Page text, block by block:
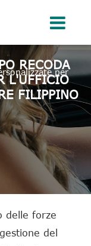
per
RECODA
L'UFFICIO
FILIPPINO
delle forze
del